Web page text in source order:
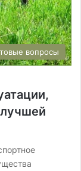
вопросы